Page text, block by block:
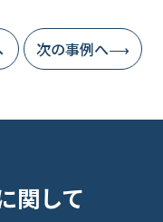
次の事例へ⟶
関して